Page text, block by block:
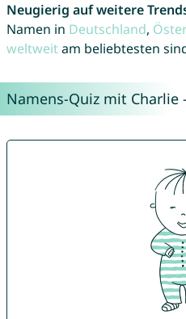
Neugierig auf weitere
Namen in Deutschland,
weltweitam beliebtesten
Namens-Quiz mit Charlie